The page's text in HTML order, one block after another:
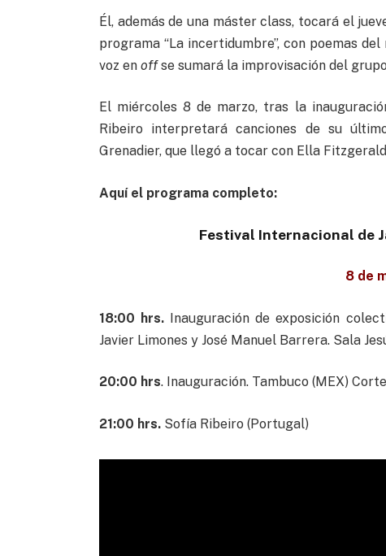
Él, además de una máster class, tocará el
programa “La incertidumbre”, con poemas
voz enoffse sumará la improvisación del
El miércoles 8 de marzo, tras la
Ribeiro interpretará canciones de su
Grenadier, que llegó a tocar con Ella
Aquí el programa completo:
Festival Internacional de
8 de
18:00 hrs. Inauguración de exposición
Javier Limones y José Manuel Barrera. Sala
20:00 hrs. Inauguración. Tambuco (MEX)
21:00 hrs.Sofía Ribeiro (Portugal)